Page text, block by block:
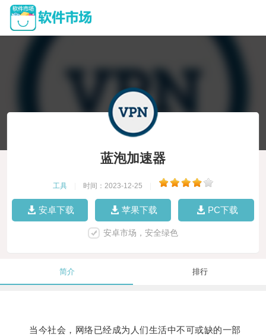
蓝泡加速器
工具 时间：2023-12-25
安卓下载 苹果下载 PC下载
安卓市场，安全绿色
简介 排行
当今社会，网络已经成为人们生活中不可或缺的一部